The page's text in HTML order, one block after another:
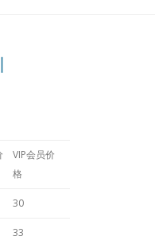
VIP会员价
格
30
33